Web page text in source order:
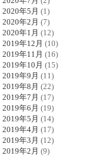
2020年5月 (1)
2020年2月 (7)
2020年1月 (12)
2019年12月 (10)
2019年11月 (16)
2019年10月 (15)
2019年9月 (11)
2019年8月 (22)
2019年7月 (17)
2019年6月 (19)
2019年5月 (14)
2019年4月 (17)
2019年3月 (12)
2019年2月 (9)